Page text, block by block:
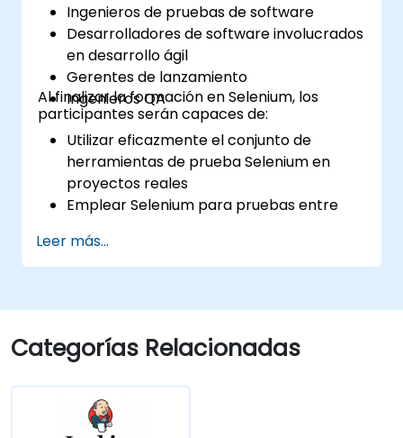
Ingenieros de pruebas de software
Desarrolladores de software involucrados
en desarrollo ágil
Gerentes de lanzamiento
Ingenieros QA
Al finalizar la formación en Selenium, los
participantes serán capaces de:
Utilizar eficazmente el conjunto de
herramientas de prueba Selenium en
proyectos reales
Emplear Selenium para pruebas entre
Distribuir las pruebas utilizando Selenium
Grid
Selenium en Jenkins
Preparar informes de prueba e informes
periódicos usando Jenkins
Leer más...
Categorías Relacionadas